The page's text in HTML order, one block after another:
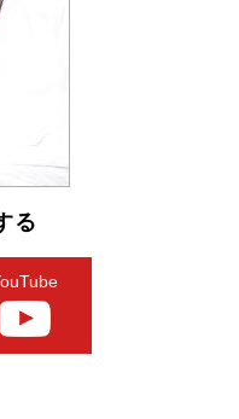
かし
ンティマ
『大奥』
る